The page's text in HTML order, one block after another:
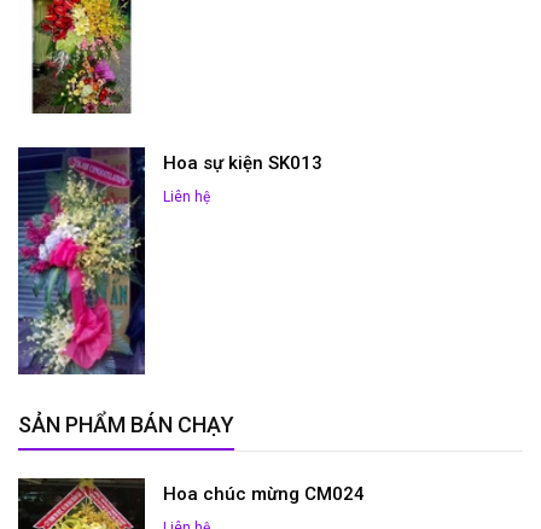
Hoa sự kiện SK013
Liên hệ
SẢN PHẨM BÁN CHẠY
Hoa chúc mừng CM024